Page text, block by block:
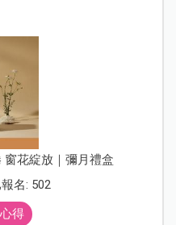
窗花綻放｜彌月禮盒
名: 502
得